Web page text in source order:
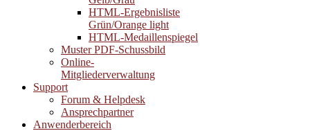
HTML-Ergebnisliste
Grün/Orange light
HTML-Medaillenspiegel
Muster PDF-Schussbild
Online-
Mitgliederverwaltung
Support
Forum & Helpdesk
Ansprechpartner
Anwenderbereich